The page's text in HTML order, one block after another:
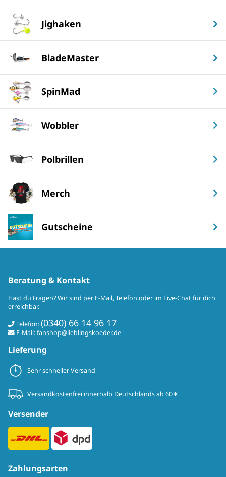
Jighaken
BladeMaster
SpinMad
Wobbler
Polbrillen
Merch
Gutscheine
Beratung & Kontakt
Hast du Fragen? Wir sind per E-Mail, Telefon oder im Live-Chat für dich
erreichbar.
Telefon:(0340) 66 14 96 17
E-Mail:fanshop@lieblingskoeder.de
Lieferung
Sehr schneller Versand
Versandkostenfrei innerhalb Deutschlands ab 60 €
Versender
Zahlungsarten